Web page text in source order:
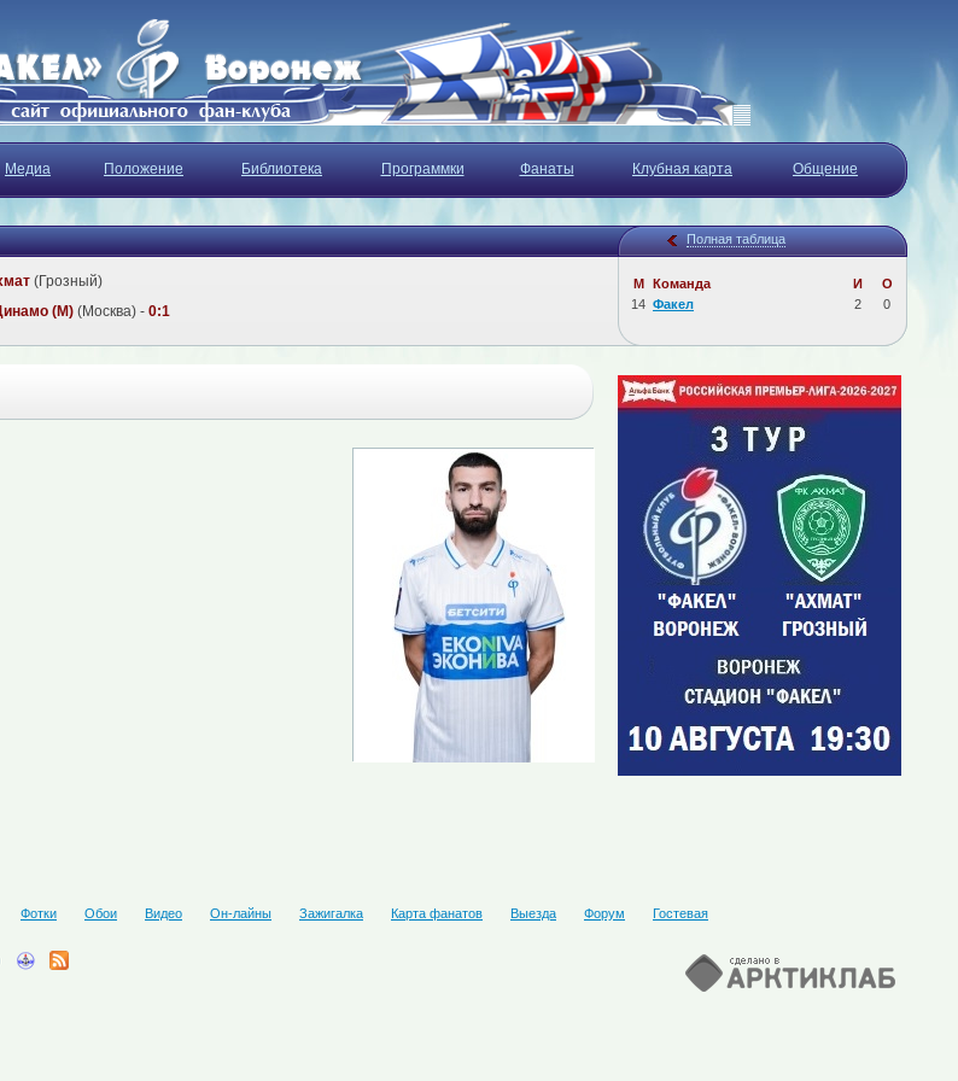
Медиа Положение Библиотека Программки Фанаты Клубная карта Общение
Полная таблица
М Команда И
О
14 Факел 2 0
(Грозный)
(М) (Москва) - 0:1
Фотки Обои Видео Он-лайны Зажигалка Карта фанатов Выезда Форум Гостевая